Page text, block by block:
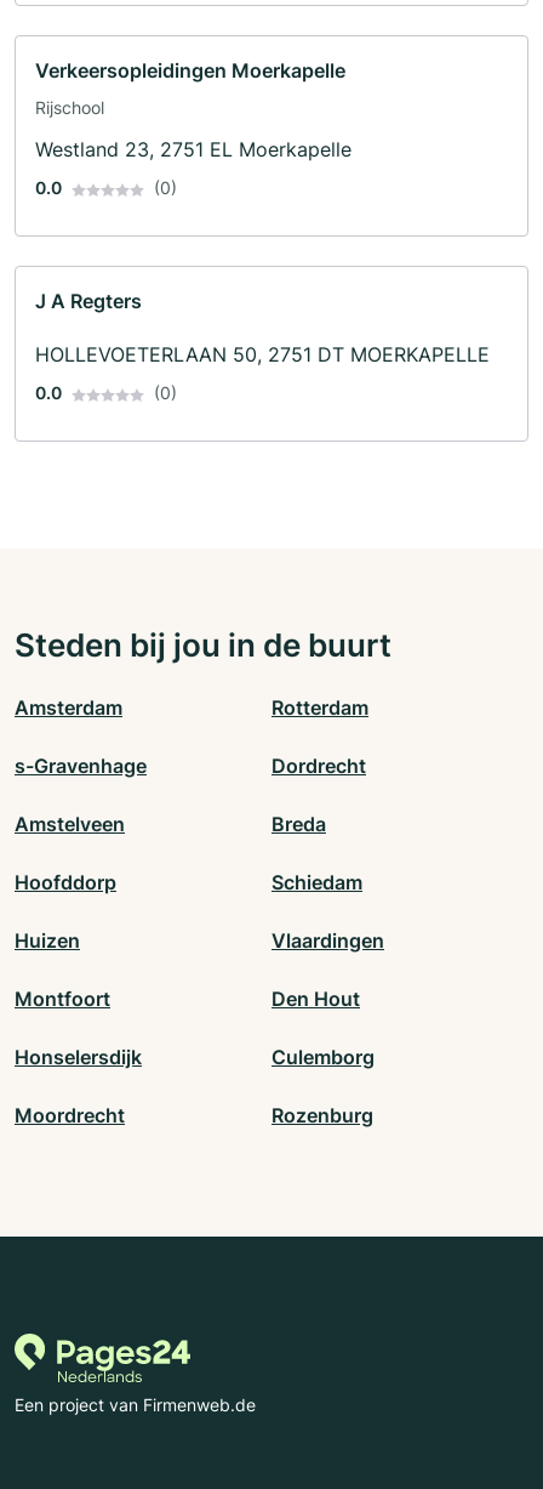
Verkeersopleidingen Moerkapelle
Rijschool
Westland 23, 2751 EL Moerkapelle
0.0 (0)
J A Regters
HOLLEVOETERLAAN 50, 2751 DT MOERKAPELLE
0.0 (0)
Steden bij jou in de buurt
Amsterdam Rotterdam
s-Gravenhage Dordrecht
Amstelveen Breda
Hoofddorp Schiedam
Huizen Vlaardingen
Montfoort Den Hout
Honselersdijk Culemborg
Moordrecht Rozenburg
Een project van Firmenweb.de